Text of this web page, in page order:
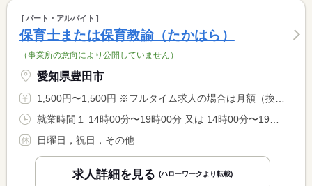
パート・アルバイト
保育士または保育教諭（たかはら）
（事業所の意向により公開していません）
愛知県豊田市
1,500円〜1,500円 ※フルタイム求人の場合は月額（換算額）、パート求人の場合は時間額を表示しています。
日曜日，祝日，その他
求人詳細を見る (ハローワークより転載)